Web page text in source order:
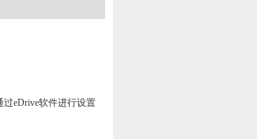
过eDrive软件进行设置